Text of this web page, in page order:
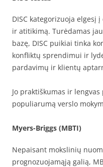
DISC kategorizuoja elgesį
ir atitikimą. Turėdamas
bazę, DISC puikiai tinka
konfliktų sprendimui ir
pardavimų ir klientų
Jo praktiškumas ir
populiarumą verslo
Myers-Briggs (MBTI)
Nepaisant mokslinių
prognozuojamąją galią,